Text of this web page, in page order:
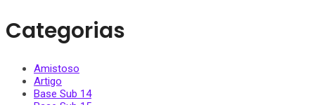
Categorias
Amistoso
Artigo
Base Sub 14